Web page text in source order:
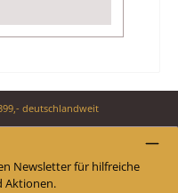
deutschlandweit
Newsletter für hilfreiche
Aktionen.